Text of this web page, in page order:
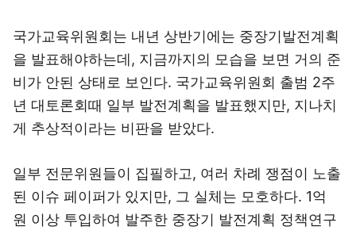
국가교육위원회는 내년 상반기에는 중장기발전계획
을 발표해야하는데, 지금까지의 모습을 보면 거의 준
비가 안된 상태로 보인다. 국가교육위원회 출범 2주
년 대토론회때 일부 발전계획을 발표했지만, 지나치
게 추상적이라는 비판을 받았다.
일부 전문위원들이 집필하고, 여러 차례 쟁점이 노출
된 이슈 페이퍼가 있지만, 그 실체는 모호하다. 1억
원 이상 투입하여 발주한 중장기 발전계획 정책연구